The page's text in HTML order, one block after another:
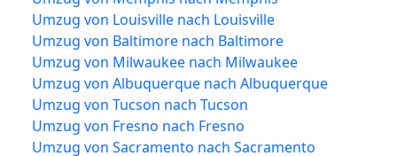
Umzug von Louisville nach Louisville
Umzug von Baltimore nach Baltimore
Umzug von Milwaukee nach Milwaukee
Umzug von Albuquerque nach Albuquerque
Umzug von Tucson nach Tucson
Umzug von Fresno nach Fresno
Umzug von Sacramento nach Sacramento